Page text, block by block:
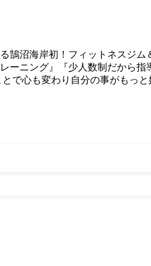
鵠沼海岸初！フィットネスジ
ーニング』『少人数制だから
で心も変わり自分の事がもっ